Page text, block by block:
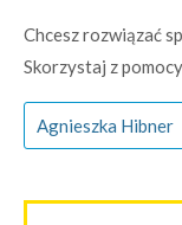
Chcesz rozwiązać
Skorzystaj z
Agnieszka Hibner